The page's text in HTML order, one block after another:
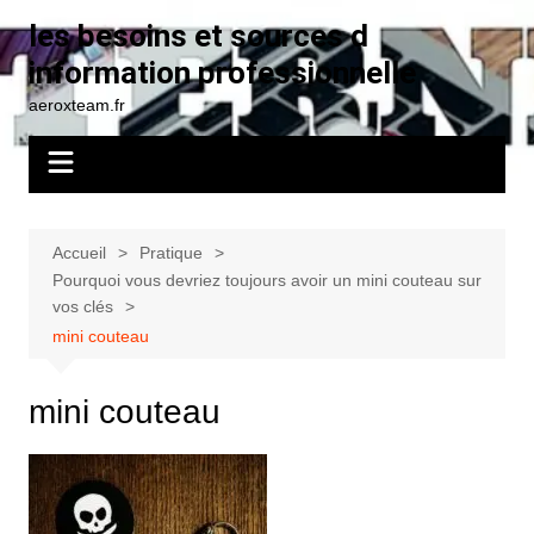
au
contenu
les besoins et sources d
information professionnelle
aeroxteam.fr
Accueil
Pratique
Pourquoi vous devriez toujours avoir un mini couteau sur
vos clés
mini couteau
mini couteau